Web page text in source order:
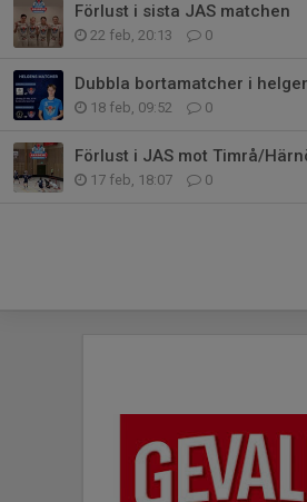
Förlust i sista JAS matchen
22 feb, 20:13 0
Dubbla bortamatcher i
18 feb, 09:52 0
Förlust i JAS mot Timrå/
17 feb, 18:07 0